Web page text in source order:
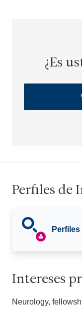
¿Es
Perfiles de
Intereses
Neurology,